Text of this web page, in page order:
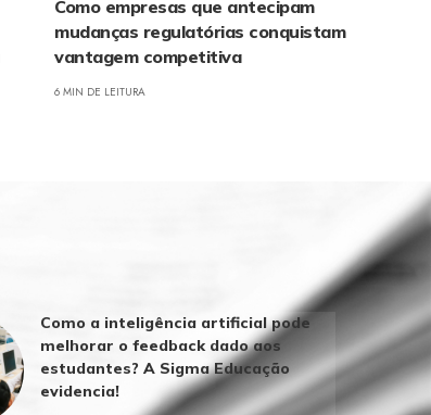
Como empresas que antecipam
mudanças regulatórias conquistam
vantagem competitiva
6 MIN DE LEITURA
Como a inteligência artificial pode
melhorar o feedback dado aos
estudantes? A Sigma Educação
evidencia!